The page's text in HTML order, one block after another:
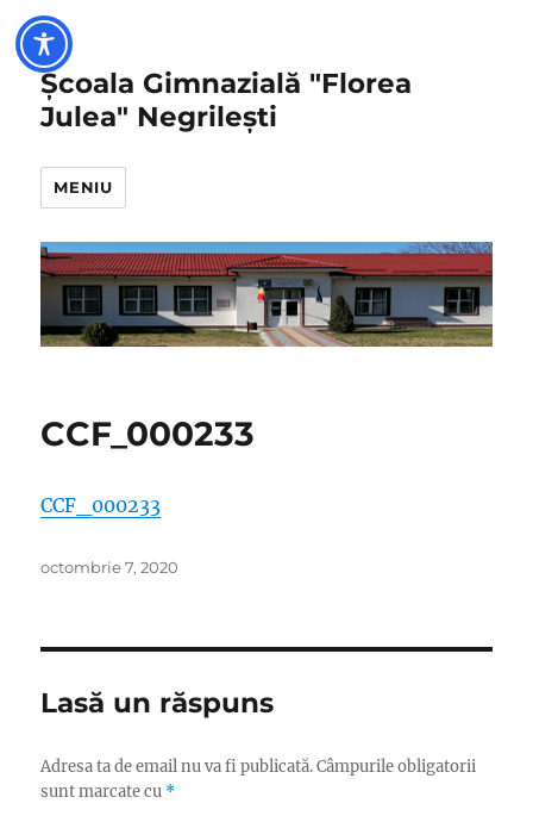
Școala Gimnazială "Florea
Julea" Negrilești
MENIU
CCF_000233
CCF_000233
Publicat
octombrie 7, 2020
Lasă un răspuns
Adresa ta de email nu va fi publicată. Câmpurile obligatorii
sunt marcate cu *